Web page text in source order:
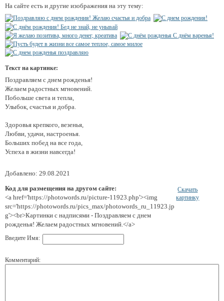
На сайте есть и другие изображения на эту тему:
Текст на картинке:
Поздравляем с днем рожденья!
Желаем радостных мгновений.
Побольше света и тепла,
Улыбок, счастья и добра.
Здоровья крепкого, везенья,
Любви, удачи, настроенья.
Больших побед на все года,
Успеха в жизни навсегда!
Добавлено: 29.08.2021
Код для размещения на другом сайте:
<a href='https://photowords.ru/picture-11923.php'><img
src='https://photowords.ru/pics_max/photowords_ru_11923.jp
g'><br>Картинки с надписями - Поздравляем с днем
рожденья! Желаем радостных мгновений.</a>
Скачать
картинку
Введите Имя:
Комментарий: